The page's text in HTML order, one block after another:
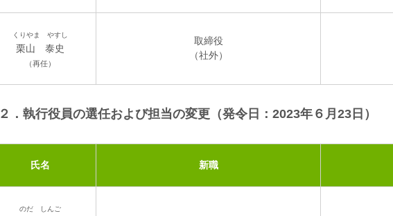
くりやま やすし
栗山 泰史
（再任）
取締役
（社外）
２．執行役員の選任および担当の変更（発令日：2023年６月23日）
氏名 新職
のだ しんご